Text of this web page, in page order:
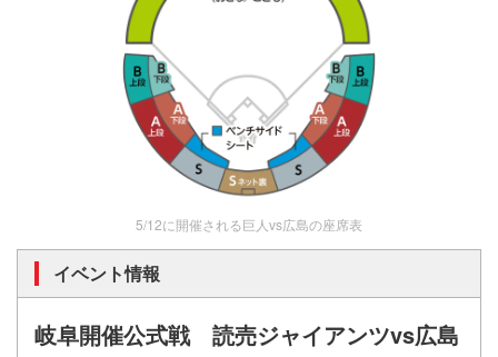
5/12に開催される巨人vs広島の座席表
イベント情報
岐阜開催公式戦 読売ジャイアンツvs広島